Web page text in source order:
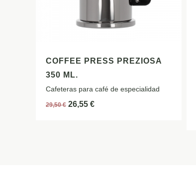
COFFEE PRESS PREZIOSA
350 ML.
Cafeteras para café de especialidad
29,50€ 26,55 €